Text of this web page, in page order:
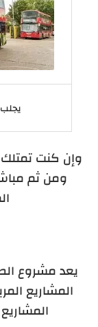
وإن كنت
ومن ثم
يعد مشروع
المشاريع